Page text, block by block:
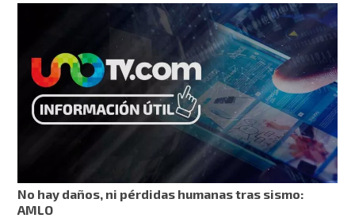
No hay daños, ni pérdidas humanas tras sismo:
AMLO